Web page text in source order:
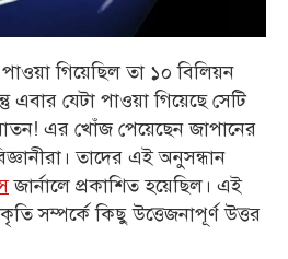
পাওয়া গিয়েছিল তা ১০ বিলিয়ন
এবার যেটা পাওয়া গিয়েছে সেটি
এর খোঁজ পেয়েছেন জাপানের
তাদের এই অনুসন্ধান
জার্নালে প্রকাশিত হয়েছিল। এই
সম্পর্কে কিছু উত্তেজনাপূর্ণ উত্তর